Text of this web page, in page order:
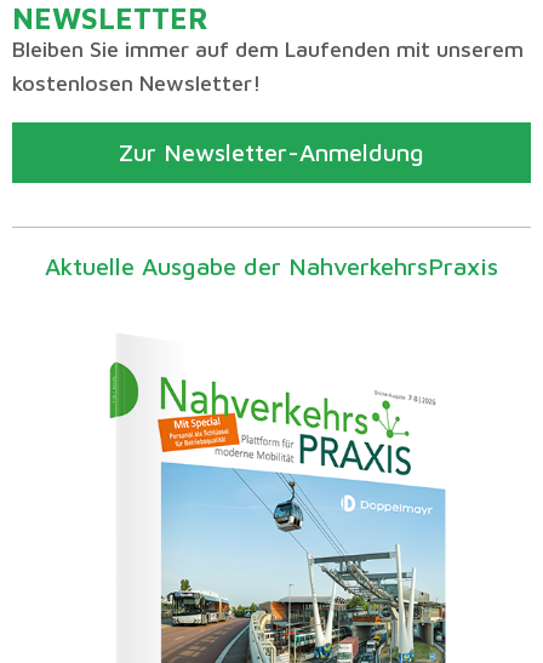
NEWSLETTER
Bleiben Sie immer auf dem Laufenden mit unserem
kostenlosen Newsletter!
Zur Newsletter-Anmeldung
Aktuelle Ausgabe der NahverkehrsPraxis